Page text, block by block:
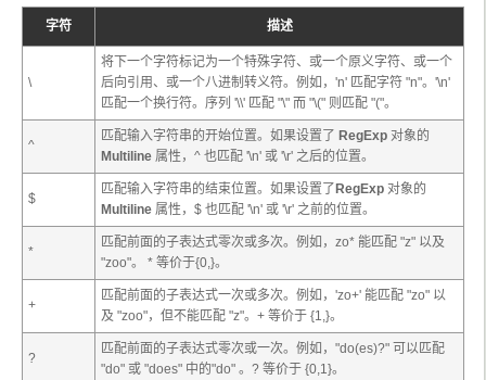
字符 描述
\
将下一个字符标记为一个特殊字符、或一个原义字符、或一个
后向引用、或一个八进制转义符。例如，'n' 匹配字符 "n"。'\n'
匹配一个换行符。序列 '\\' 匹配 "\" 而 "\(" 则匹配 "("。
^
匹配输入字符串的开始位置。如果设置了 RegExp 对象的
Multiline 属性，^ 也匹配 '\n' 或 '\r' 之后的位置。
$
匹配输入字符串的结束位置。如果设置了RegExp 对象的
Multiline 属性，$ 也匹配 '\n' 或 '\r' 之前的位置。
*
匹配前面的子表达式零次或多次。例如，zo* 能匹配 "z" 以及
"zoo"。 * 等价于{0,}。
+
匹配前面的子表达式一次或多次。例如，'zo+' 能匹配 "zo" 以
及 "zoo"，但不能匹配 "z"。+ 等价于 {1,}。
?
匹配前面的子表达式零次或一次。例如，"do(es)?" 可以匹配
"do" 或 "does" 中的"do" 。? 等价于 {0,1}。